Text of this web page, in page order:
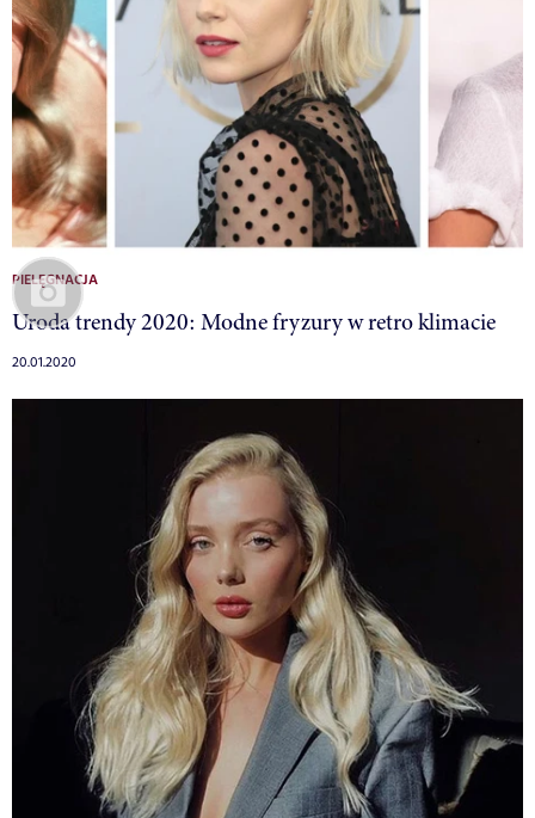
PIELĘGNACJA
Uroda trendy 2020: Modne fryzury w retro klimacie
20.01.2020